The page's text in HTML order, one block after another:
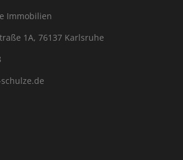
Immobilien
1A, 76137 Karlsruhe